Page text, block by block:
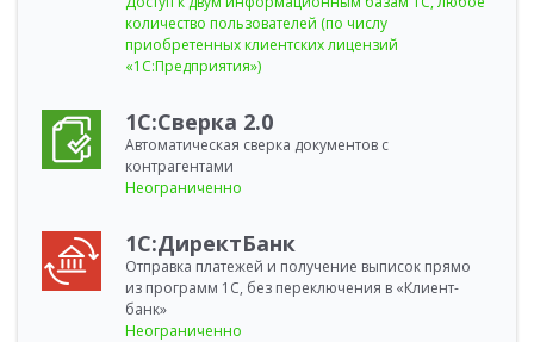
количество пользователей (по числу
приобретенных клиентских лицензий
«1С:Предприятия»)
1С:Сверка 2.0
Автоматическая сверка документов с
контрагентами
Неограниченно
1С:ДиректБанк
Отправка платежей и получение выписок прямо
из программ 1С, без переключения в «Клиент-
банк»
Неограниченно